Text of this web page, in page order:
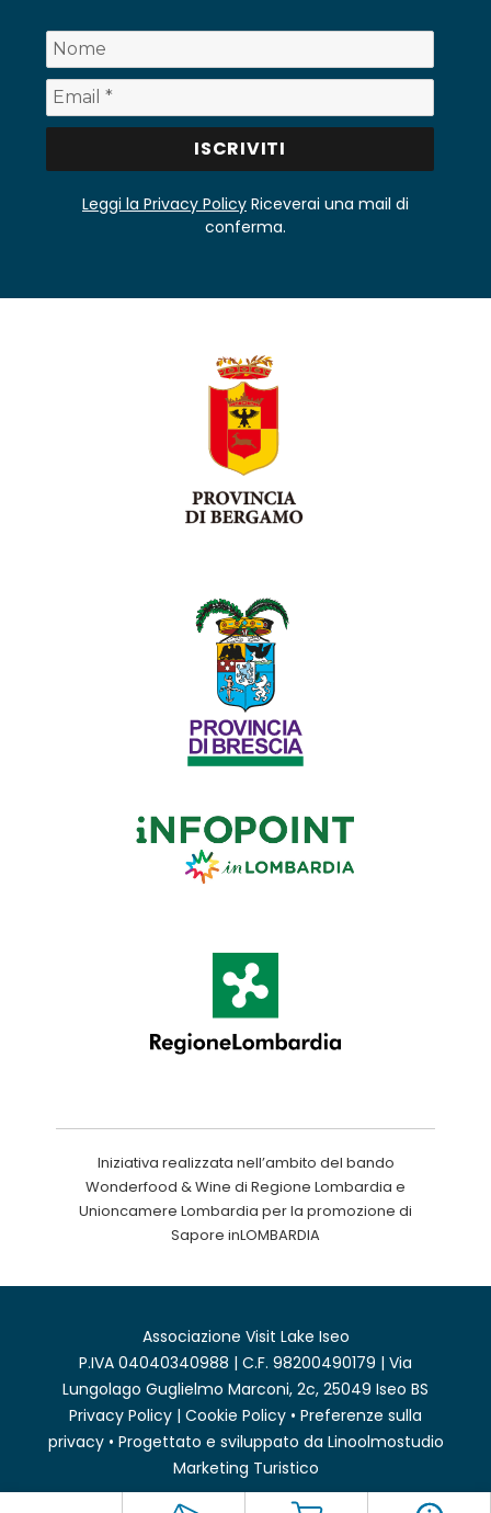
Leggi la Privacy Policy Riceverai una mail di
conferma.
Iniziativa realizzata nell’ambito del bando
Wonderfood & Wine di Regione Lombardia e
Unioncamere Lombardia per la promozione di
Sapore inLOMBARDIA
Associazione Visit Lake Iseo
P.IVA 04040340988 | C.F. 98200490179 | Via
Lungolago Guglielmo Marconi, 2c, 25049 Iseo BS
Privacy Policy | Cookie Policy • Preferenze sulla
privacy• Progettato e sviluppato da Linoolmostudio
Marketing Turistico